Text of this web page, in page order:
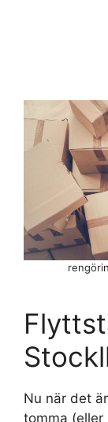
Nu när det
tomma